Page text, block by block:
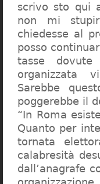
scrivo sto qui
non mi
chiedesse al
posso
tasse
organizzata
Sarebbe
poggerebbe il
“In Roma
Quanto per
tornata
calabresità
dall’anagrafe